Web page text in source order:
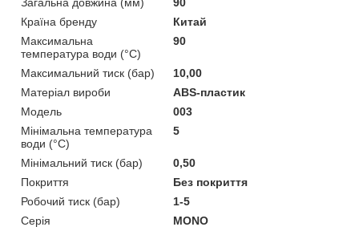
Країна бренду
Китай
Максимальна
температура води (°C)
90
Максимальний тиск (бар)
10,00
Матеріал вироби
ABS-пластик
Мoдель
003
Мінімальна температура
води (°C)
5
Мінімальний тиск (бар)
0,50
Покриття
Без покриття
Робочий тиск (бар)
1-5
Серія
MONO